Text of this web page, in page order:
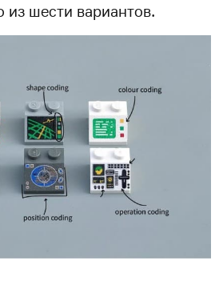
шести вариантов.